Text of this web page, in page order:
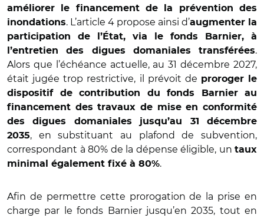
améliorer le financement de la prévention des
inondations. L’article 4 propose ainsi d’augmenter la
participation de l’État, via le fonds Barnier, à
l’entretien des digues domaniales transférées.
Alors que
l’échéance actuelle, au 31 décembre 2027,
était jugée trop restrictive, il prévoit de proroger le
dispositif de contribution du fonds Barnier au
financement des travaux de mise en conformité
des digues domaniales jusqu’au 31 décembre
2035, en substituant au plafond de subvention,
correspondant à 80% de la dépense éligible, un taux
minimal également fixé à 80%.
Afin de permettre cette prorogation de la prise en
charge par le fonds Barnier jusqu’en 2035, tout en